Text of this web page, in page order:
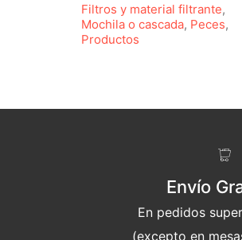
Filtros y material filtrante,
Mochila o cascada, Peces,
Productos
Envío
En pedidos
(excepto en